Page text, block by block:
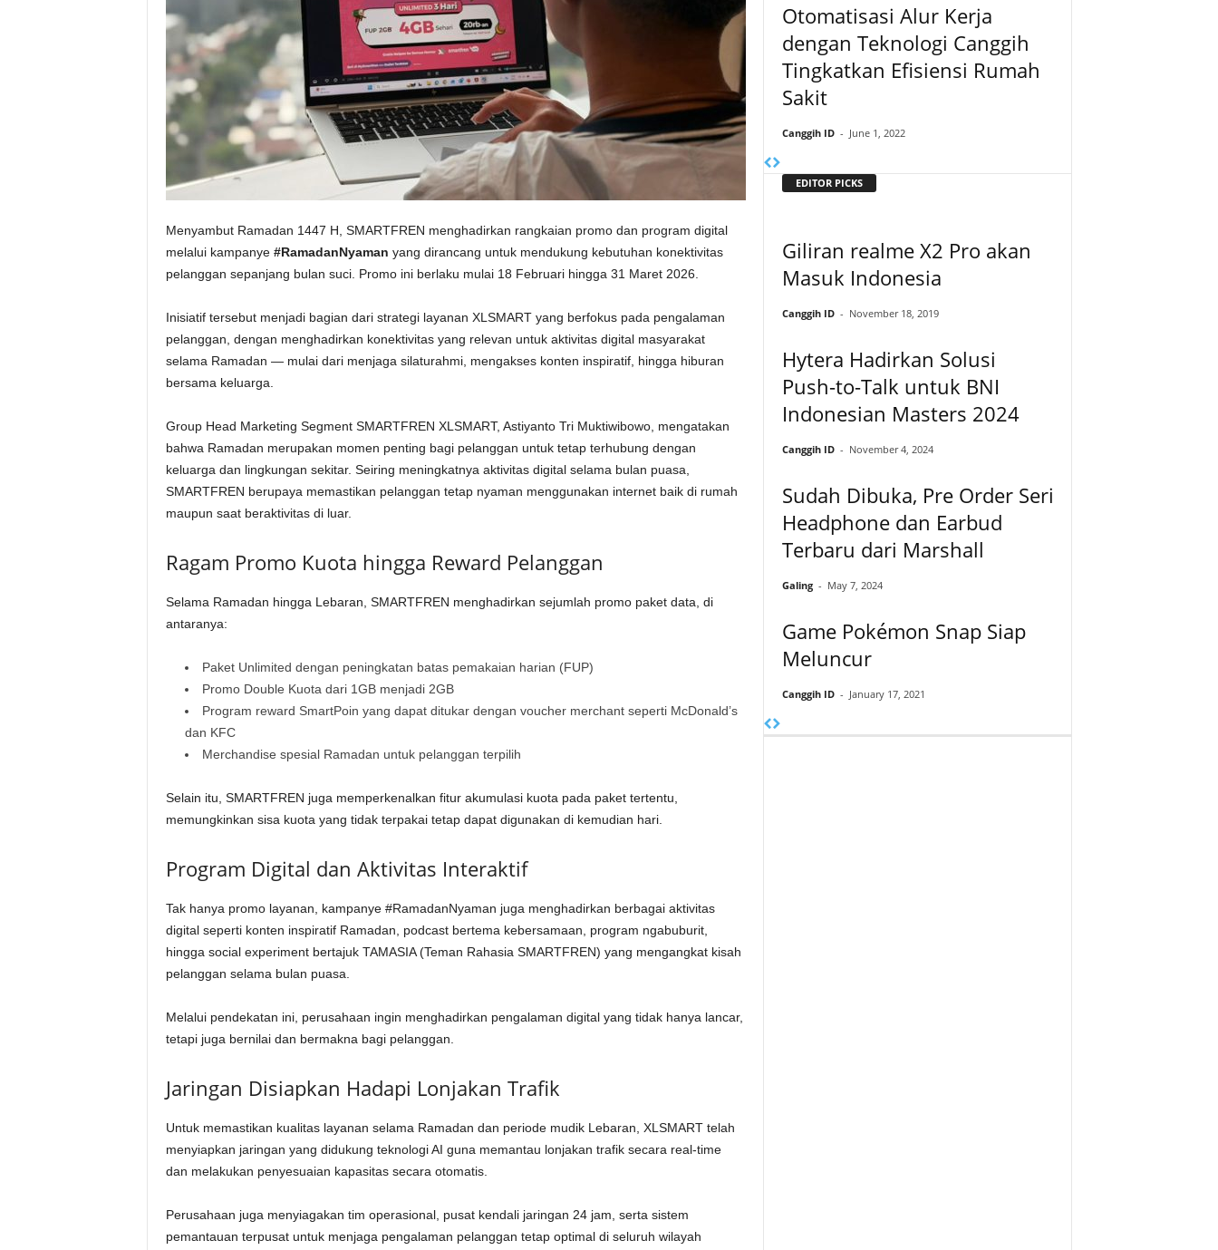
Menyambut Ramadan 1447 H, SMARTFREN menghadirkan rangkaian promo dan program digital
melalui kampanye #RamadanNyaman yang dirancang untuk mendukung kebutuhan konektivitas
pelanggan sepanjang bulan suci. Promo ini berlaku mulai 18 Februari hingga 31 Maret 2026.
Inisiatif tersebut menjadi bagian dari strategi layanan XLSMART yang berfokus pada pengalaman
pelanggan, dengan menghadirkan konektivitas yang relevan untuk aktivitas digital masyarakat
selama Ramadan — mulai dari menjaga silaturahmi, mengakses konten inspiratif, hingga hiburan
bersama keluarga.
Group Head Marketing Segment SMARTFREN XLSMART, Astiyanto Tri Muktiwibowo, mengatakan
bahwa Ramadan merupakan momen penting bagi pelanggan untuk tetap terhubung dengan
keluarga dan lingkungan sekitar. Seiring meningkatnya aktivitas digital selama bulan puasa,
SMARTFREN berupaya memastikan pelanggan tetap nyaman menggunakan internet baik di rumah
maupun saat beraktivitas di luar.
Ragam Promo Kuota hingga Reward Pelanggan
Selama Ramadan hingga Lebaran, SMARTFREN menghadirkan sejumlah promo paket data, di
antaranya:
Paket Unlimited dengan peningkatan batas pemakaian harian (FUP)
Promo Double Kuota dari 1GB menjadi 2GB
Program reward SmartPoin yang dapat ditukar dengan voucher merchant seperti McDonald’s
dan KFC
Merchandise spesial Ramadan untuk pelanggan terpilih
Selain itu, SMARTFREN juga memperkenalkan fitur akumulasi kuota pada paket tertentu,
memungkinkan sisa kuota yang tidak terpakai tetap dapat digunakan di kemudian hari.
Program Digital dan Aktivitas Interaktif
Tak hanya promo layanan, kampanye #RamadanNyaman juga menghadirkan berbagai aktivitas
digital seperti konten inspiratif Ramadan, podcast bertema kebersamaan, program ngabuburit,
hingga social experiment bertajuk TAMASIA (Teman Rahasia SMARTFREN) yang mengangkat kisah
pelanggan selama bulan puasa.
Melalui pendekatan ini, perusahaan ingin menghadirkan pengalaman digital yang tidak hanya lancar,
tetapi juga bernilai dan bermakna bagi pelanggan.
Jaringan Disiapkan Hadapi Lonjakan Trafik
Untuk memastikan kualitas layanan selama Ramadan dan periode mudik Lebaran, XLSMART telah
menyiapkan jaringan yang didukung teknologi AI guna memantau lonjakan trafik secara real-time
dan melakukan penyesuaian kapasitas secara otomatis.
Perusahaan juga menyiagakan tim operasional, pusat kendali jaringan 24 jam, serta sistem
pemantauan terpusat untuk menjaga pengalaman pelanggan tetap optimal di seluruh wilayah
Otomatisasi Alur Kerja
dengan Teknologi Canggih
Tingkatkan Efisiensi Rumah
Sakit
Canggih ID - June 1, 2022
EDITOR PICKS
Giliran realme X2 Pro akan
Masuk Indonesia
Canggih ID - November 18, 2019
Hytera Hadirkan Solusi
Push-to-Talk untuk BNI
Indonesian Masters 2024
Canggih ID - November 4, 2024
Sudah Dibuka, Pre Order Seri
Headphone dan Earbud
Terbaru dari Marshall
Galing - May 7, 2024
Game Pokémon Snap Siap
Meluncur
Canggih ID - January 17, 2021